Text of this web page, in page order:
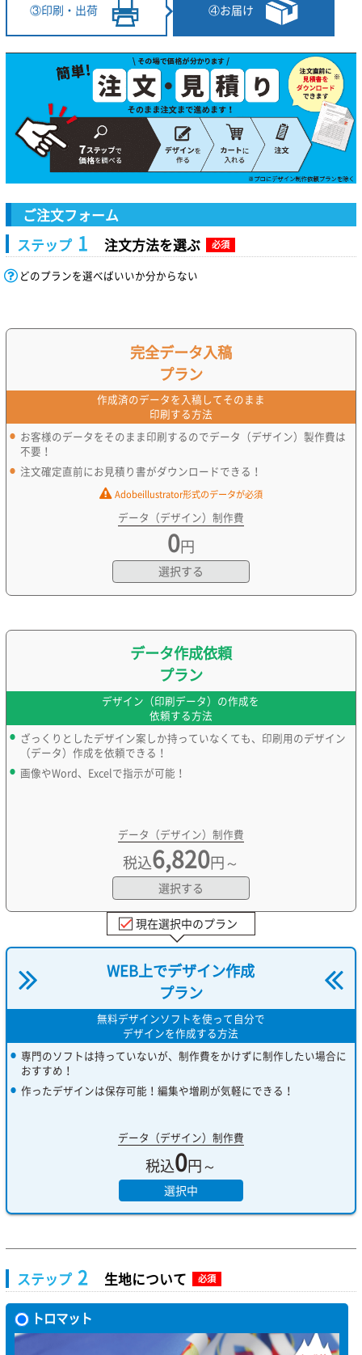
③印刷・出荷 ④お届け
ご注文フォーム
ステップ 1 注文方法を選ぶ 必須
どのプランを選べばいいか分からない
完全データ入稿
プラン
作成済のデータを入稿してそのまま
印刷する方法
お客様のデータをそのまま印刷するのでデータ（デザイン）製作費は
不要！
注文確定直前にお見積り書がダウンロードできる！
Adobeillustrator形式のデータが必須
データ（デザイン）制作費
0円
選択する
データ作成依頼
プラン
デザイン（印刷データ）の作成を
依頼する方法
ざっくりとしたデザイン案しか持っていなくても、印刷用のデザイン
（データ）作成を依頼できる！
画像やWord、Excelで指示が可能！
データ（デザイン）制作費
税込6,820円～
選択する
現在選択中のプラン
WEB上でデザイン作成
プラン
無料デザインソフトを使って自分で
デザインを作成する方法
専門のソフトは持っていないが、制作費をかけずに制作したい場合に
おすすめ！
作ったデザインは保存可能！編集や増刷が気軽にできる！
データ（デザイン）制作費
税込0円～
選択中
ステップ 2 生地について 必須
トロマット